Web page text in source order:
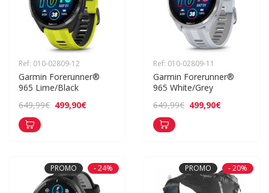
Ref: 010-02809-12
Garmin Forerunner®
965 Lime/Black
649,99€ 499,90€
Ref: 010-02809-11
Garmin Forerunner®
965 White/Grey
649,99€ 499,90€
PROMO - 24% PROMO - 20%